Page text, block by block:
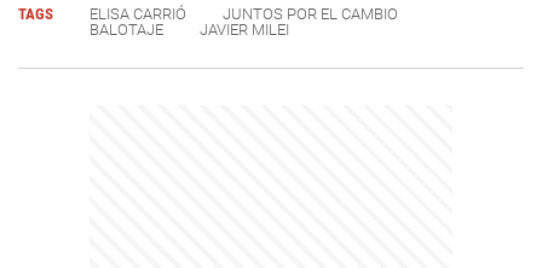
TAGS ELISA CARRIÓ
JUNTOS POR EL CAMBIO
BALOTAJE
JAVIER MILEI